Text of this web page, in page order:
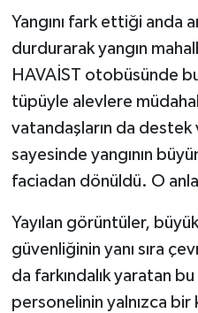
Yangını fark ettiği anda
durdurarak yangın
HAVAİST otobüsünde
tüpüyle alevlere
vatandaşların da
sayesinde yangının
faciadan dönüldü. O
Yayılan görüntüler,
güvenliğinin yanı sıra
da farkındalık yaratan
personelinin yalnızca bir